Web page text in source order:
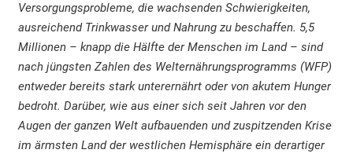
Versorgungsprobleme, die wachsenden Schwierigkeiten,
ausreichend Trinkwasser und Nahrung zu beschaffen. 5,5
Millionen – knapp die Hälfte der Menschen im Land – sind
nach jüngsten Zahlen des Welternährungsprogramms (WFP)
entweder bereits stark unterernährt oder von akutem Hunger
bedroht. Darüber, wie aus einer sich seit Jahren vor den
Augen der ganzen Welt aufbauenden und zuspitzenden Krise
im ärmsten Land der westlichen Hemisphäre ein derartiger